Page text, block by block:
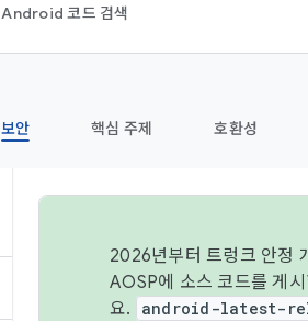
Android 코드 검색
보안 핵심 주제 호환성
2026년부터 트렁크 안정
AOSP에 소스 코드를 게
요.
android-latest-